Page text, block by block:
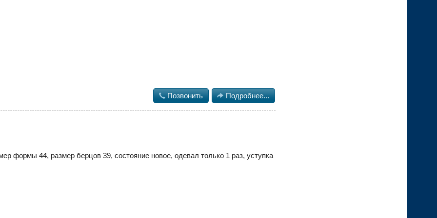
 Позвонить  Подробнее...
формы 44, размер берцов 39, состояние новое, одевал только 1 раз, уступка